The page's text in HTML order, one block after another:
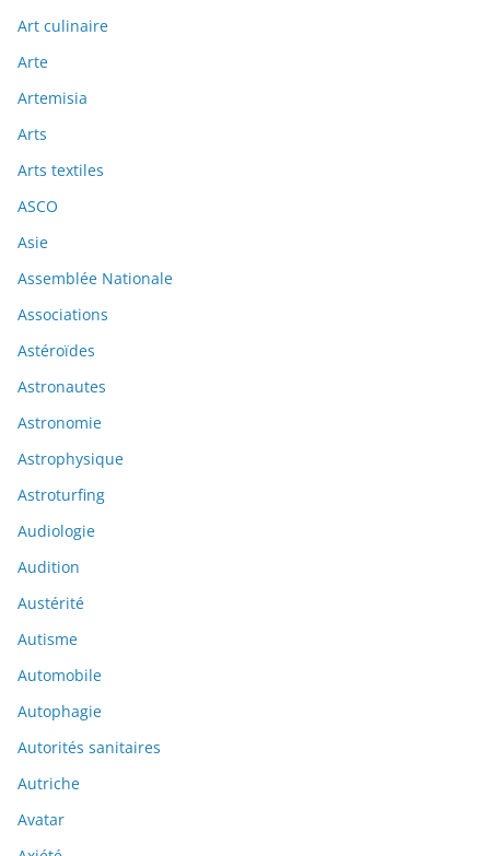
Art culinaire
Arte
Artemisia
Arts
Arts textiles
ASCO
Asie
Assemblée Nationale
Associations
Astéroïdes
Astronautes
Astronomie
Astrophysique
Astroturfing
Audiologie
Audition
Austérité
Autisme
Automobile
Autophagie
Autorités sanitaires
Autriche
Avatar